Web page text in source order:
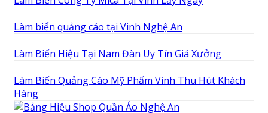
Làm biển quảng cáo tại Vinh Nghệ An
Làm Biển Hiệu Tại Nam Đàn Uy Tín Giá Xưởng
Làm Biển Quảng Cáo Mỹ Phẩm Vinh Thu Hút Khách
Hàng